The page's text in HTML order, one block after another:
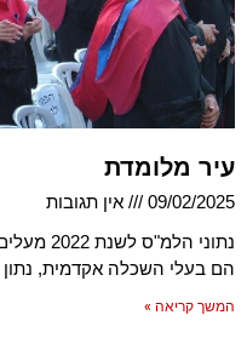
עיר מלומדת
09/02/2025
אין תגובות
הם בעלי השכלה אקדמית, נתון
המשך קריאה »